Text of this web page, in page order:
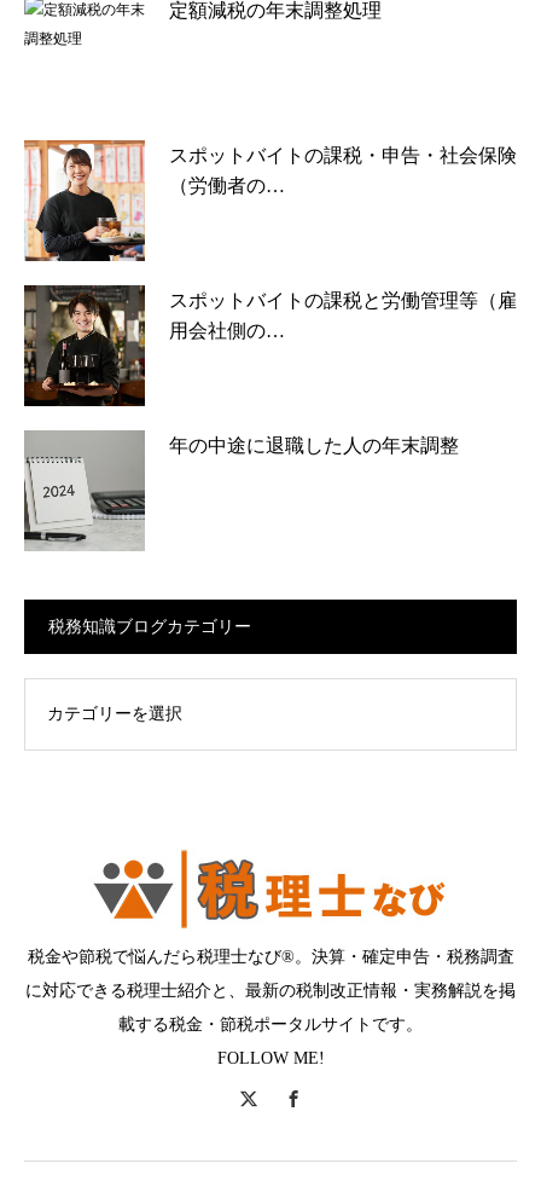
定額減税の年末調整処理
スポットバイトの課税・申告・社会保険
（労働者の…
スポットバイトの課税と労働管理等（雇
用会社側の…
年の中途に退職した人の年末調整
税務知識ブログカテゴリー
カテゴリー
税金や節税で悩んだら税理士なび®。決算・確定申告・税務調査
に対応できる税理士紹介と、最新の税制改正情報・実務解説を掲
載する税金・節税ポータルサイトです。
FOLLOW ME!